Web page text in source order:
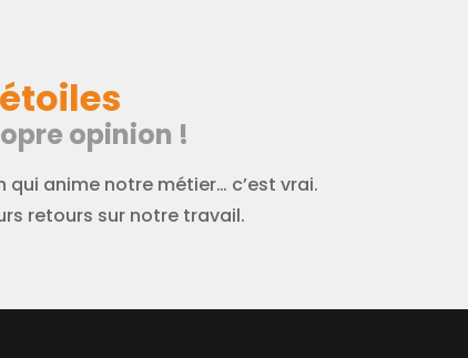
opinion !
anime notre métier… c’est vrai.
retours sur notre travail.